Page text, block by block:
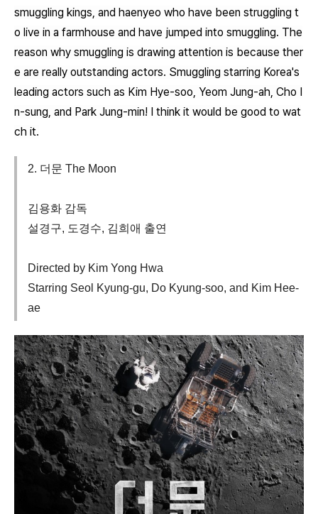
smuggling kings, and haenyeo who have been struggling t
o live in a farmhouse and have jumped into smuggling. The
reason why smuggling is drawing attention is because ther
e are really outstanding actors. Smuggling starring Korea's
leading actors such as Kim Hye-soo, Yeom Jung-ah, Cho I
n-sung, and Park Jung-min! I think it would be good to wat
ch it.
2. 더문 The Moon
김용화 감독
설경구, 도경수, 김희애 출연
Directed by Kim Yong Hwa
Starring Seol Kyung-gu, Do Kyung-soo, and Kim Hee-
ae